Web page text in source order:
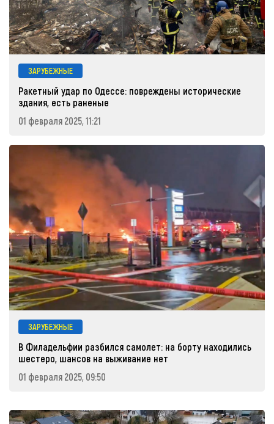
ЗАРУБЕЖНЫЕ
Ракетный удар по Одессе: повреждены исторические
здания, есть раненые
01 февраля 2025, 11:21
ЗАРУБЕЖНЫЕ
В Филадельфии разбился самолет: на борту находились
шестеро, шансов на выживание нет
01 февраля 2025, 09:50